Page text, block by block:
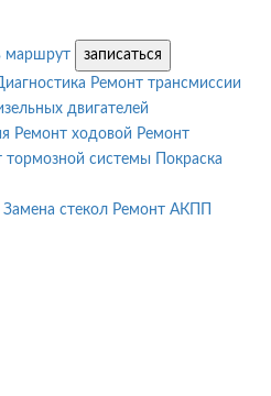
маршрут
записаться
Ремонт трансмиссии
двигателей
Ремонт ходовой Ремонт
тормозной системы
Покраска
Замена стекол Ремонт АКПП